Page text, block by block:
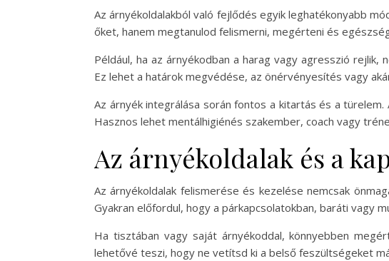
Az árnyékoldalakból való fejlődés egyik leghatékonyabb
őket, hanem megtanulod felismerni, megérteni és
Például, ha az árnyékodban a harag vagy agresszió
Ez lehet a határok megvédése, az önérvényesítés vagy
Az árnyék integrálása során fontos a kitartás és a
Hasznos lehet mentálhigiénés szakember, coach vagy
Az árnyékoldalak és a
Az árnyékoldalak felismerése és kezelése nemcsak
Gyakran előfordul, hogy a párkapcsolatokban, baráti vagy
Ha tisztában vagy saját árnyékoddal, könnyebben
lehetővé teszi, hogy ne vetítsd ki a belső feszültségeket